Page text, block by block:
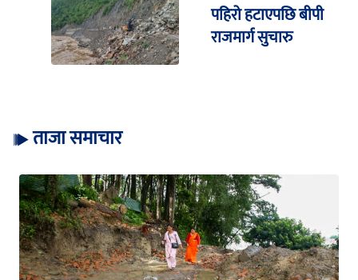
पहिरो हटाएपछि बीपी
राजमार्ग सुचारु
ताजा समाचार